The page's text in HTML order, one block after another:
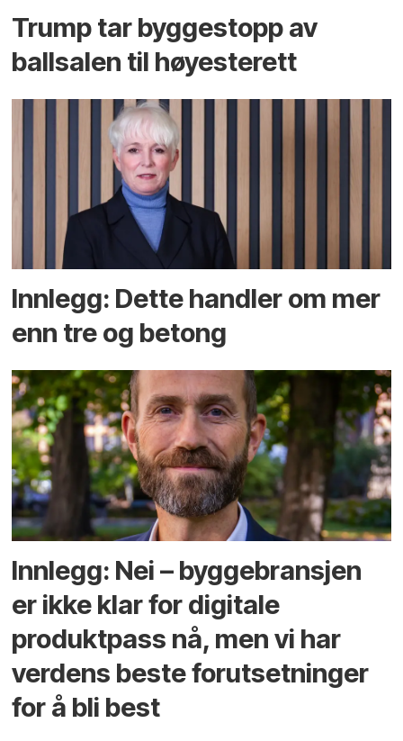
Trump tar byggestopp av
ballsalen til høyesterett
Innlegg: Dette handler om mer
enn tre og betong
Innlegg: Nei – byggebransjen
er ikke klar for digitale
produktpass nå, men vi har
verdens beste forutsetninger
for å bli best